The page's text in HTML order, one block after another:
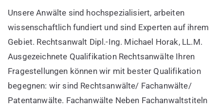
entdecken
Unsere Anwälte sind hochspezialisiert, arbeiten
wissenschaftlich fundiert und sind Experten auf ihrem
Gebiet. Rechtsanwalt Dipl.-Ing. Michael Horak, LL.M.
Ausgezeichnete Qualifikation Rechtsanwälte Ihren
Fragestellungen können wir mit bester Qualifikation
begegnen: wir sind Rechtsanwälte/ Fachanwälte/
Patentanwälte. Fachanwälte Neben Fachanwaltstiteln